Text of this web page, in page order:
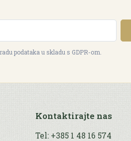
podataka u skladu s GDPR-om.
Kontaktirajte nas
Tel: +385 1 48 16 574